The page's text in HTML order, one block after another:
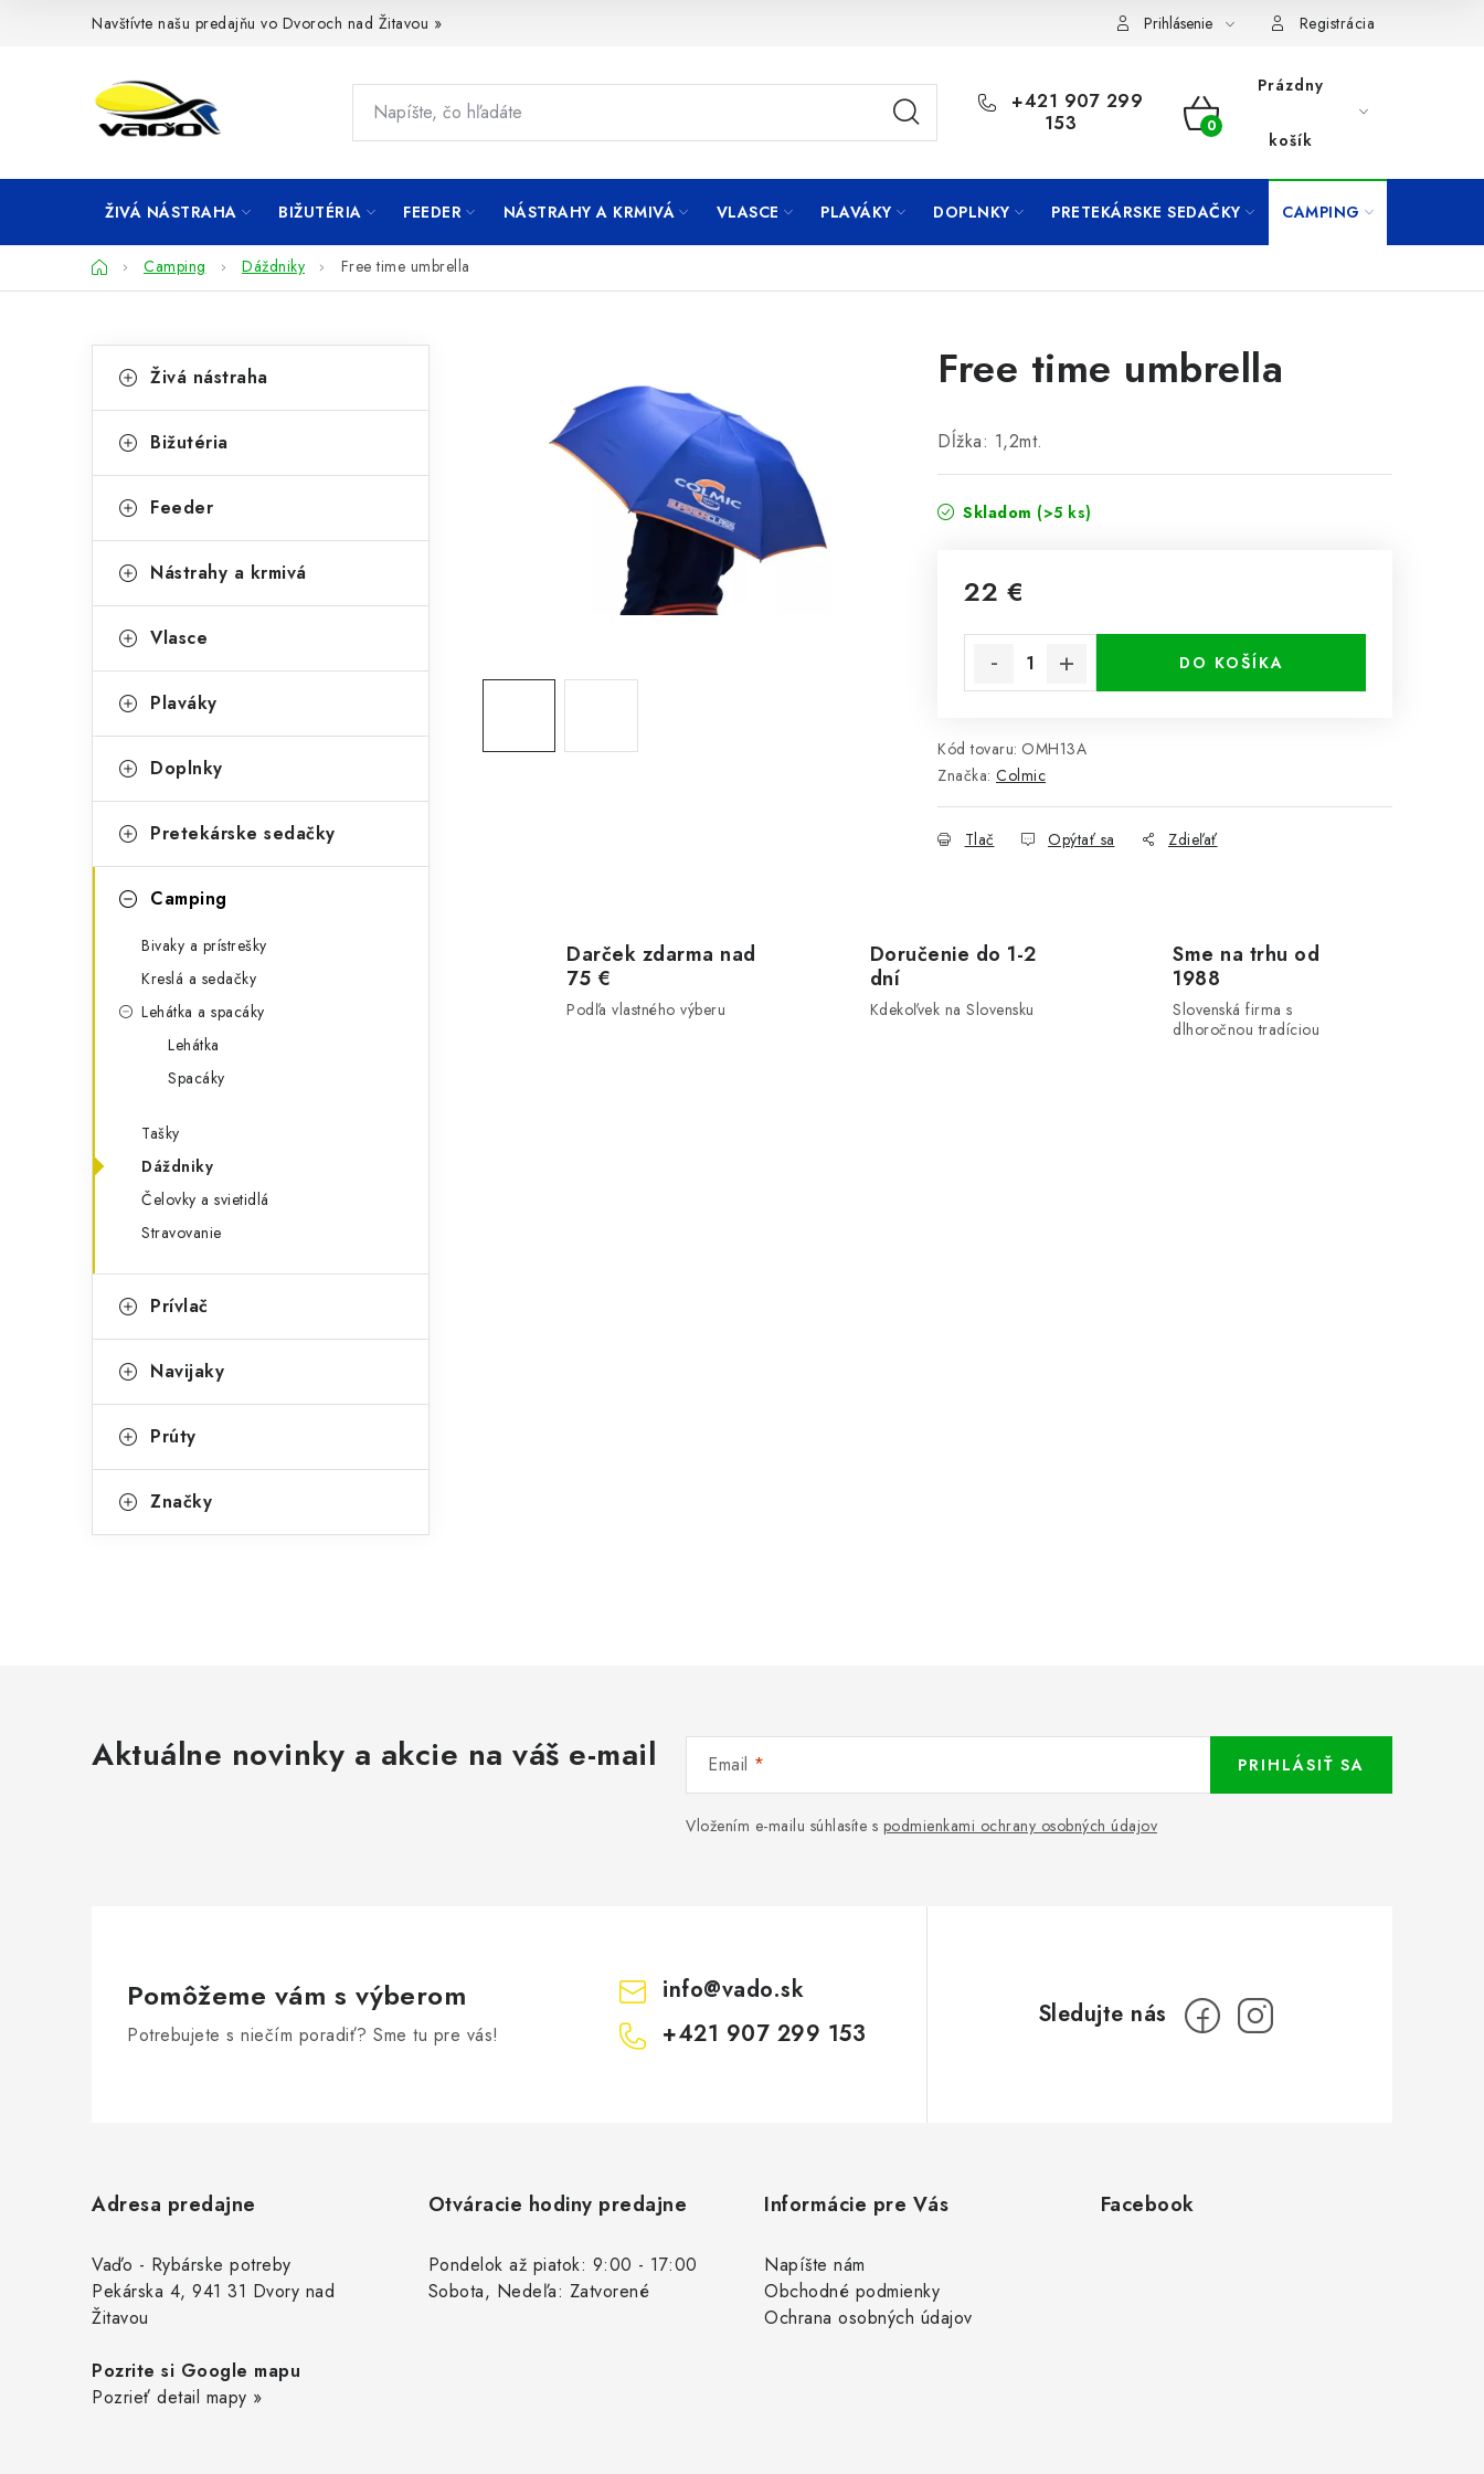
Navštívte našu predajňu vo Dvoroch nad Žitavou » Prihlásenie Registrácia
+421 907 299
153
NÁKUPNÝ
Prázdny
košík
ŽIVÁ NÁSTRAHA BIŽUTÉRIA FEEDER NÁSTRAHY A KRMIVÁ VLASCE PLAVÁKY DOPLNKY PRETEKÁRSKE SEDAČKY CAMPING
DomovCamping Dáždniky Free time umbrella
o
n
ý
a
n
l
kategórie
a
e
ó
i
Živá nástraha
Bižutéria
Feeder
Nástrahy a krmivá
Vlasce
Plaváky
Doplnky
Pretekárske sedačky
Camping
Bivaky a prístrešky
Kreslá a sedačky
Lehátka a spacáky
Lehátka
Spacáky
Tašky
Dáždniky
Čelovky a svietidlá
Stravovanie
Prívlač
Navijaky
Prúty
Značky
Free time umbrella
Dĺžka: 1,2mt.
Skladom (>5 ks)
22 €
DO KOŠÍKA
Kód tovaru: OMH13A
Značka: Colmic
Tlač Opýtať sa Zdieľať
Darček zdarma nad
75 €
Podľa vlastného výberu
Doručenie do 1-2
dní
Kdekoľvek na Slovensku
Sme na trhu od
1988
Slovenská firma s
dlhoročnou tradíciou
Aktuálne novinky a akcie na váš e-mail Email
Vložením e-mailu súhlasíte s podmienkami ochrany osobných údajov
PRIHLÁSIŤ SA
Pomôžeme vám s výberom
Potrebujete s niečím poradiť? Sme tu pre vás!
info@vado.sk
+421 907 299 153
Adresa predajne
Vaďo - Rybárske potreby
Pekárska 4, 941 31 Dvory nad
Žitavou
Pozrite si Google mapu
Pozrieť detail mapy »
Otváracie hodiny predajne
Pondelok až piatok: 9:00 - 17:00
Sobota, Nedeľa: Zatvorené
Informácie pre Vás
Napíšte nám
Obchodné podmienky
Ochrana osobných údajov
Facebook